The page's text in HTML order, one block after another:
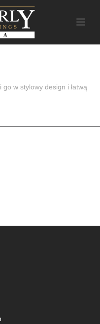
w stylowy design i łatwą